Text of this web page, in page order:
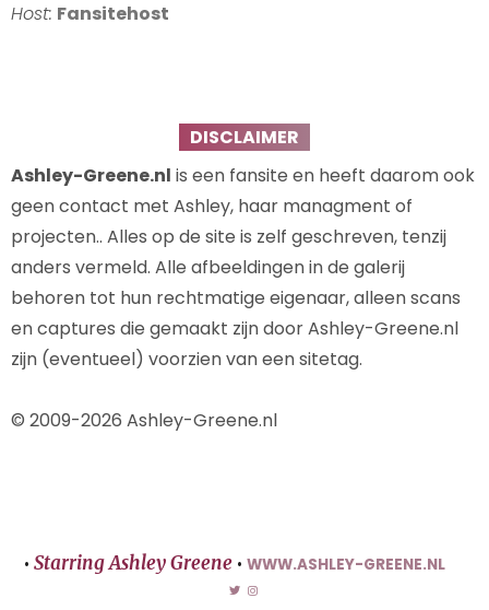
Host: Fansitehost
DISCLAIMER
Ashley-Greene.nl is een fansite en heeft daarom ook
geen contact met Ashley, haar managment of
projecten.. Alles op de site is zelf geschreven, tenzij
anders vermeld. Alle afbeeldingen in de galerij
behoren tot hun rechtmatige eigenaar, alleen scans
en captures die gemaakt zijn door Ashley-Greene.nl
zijn (eventueel) voorzien van een sitetag.
© 2009-2026 Ashley-Greene.nl
• Starring Ashley Greene • WWW.ASHLEY-GREENE.NL